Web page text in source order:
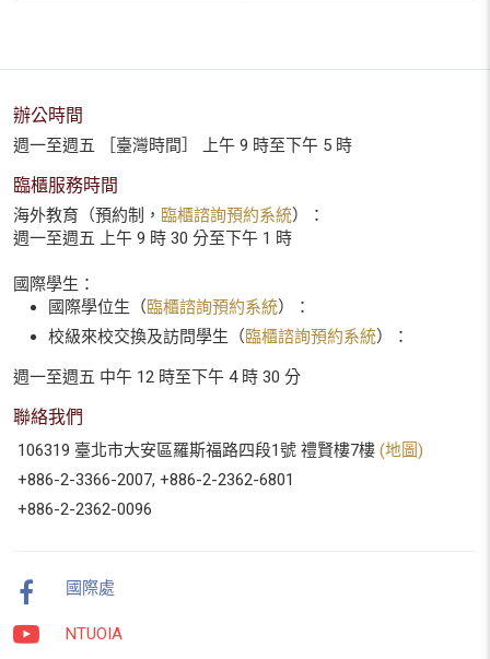
辦公時間
週一至週五 ［臺灣時間］ 上午 9 時至下午 5 時
臨櫃服務時間
海外教育（預約制， 臨櫃諮詢預約系統）：
週一至週五 上午 9 時 30 分至下午 1 時
國際學生：
國際學位生（臨櫃諮詢預約系統）：
校級來校交換及訪問學生（臨櫃諮詢預約系統）：
週一至週五 中午 12 時至下午 4 時 30 分
聯絡我們
106319 臺北市大安區羅斯福路四段1號 禮賢樓7樓 (地圖)
+886-2-3366-2007, +886-2-2362-6801
+886-2-2362-0096
國際處
NTUOIA